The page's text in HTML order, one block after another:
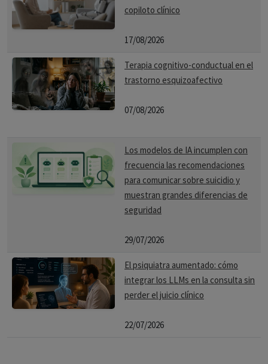
copiloto clínico
17/08/2026
Terapia cognitivo-conductual en el
trastorno esquizoafectivo
07/08/2026
Los modelos de IA incumplen con
frecuencia las recomendaciones
para comunicar sobre suicidio y
muestran grandes diferencias de
seguridad
29/07/2026
El psiquiatra aumentado: cómo
integrar los LLMs en la consulta sin
perder el juicio clínico
22/07/2026